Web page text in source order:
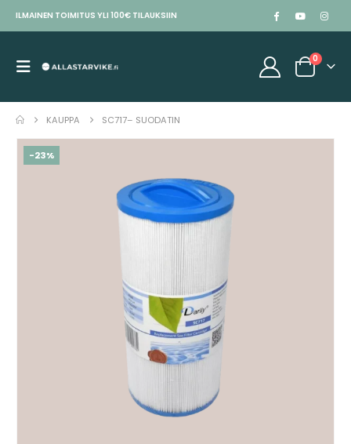
ILMAINEN TOIMITUS YLI 100€ TILAUKSIIN
0
KAUPPA SC717– SUODATIN
-23%